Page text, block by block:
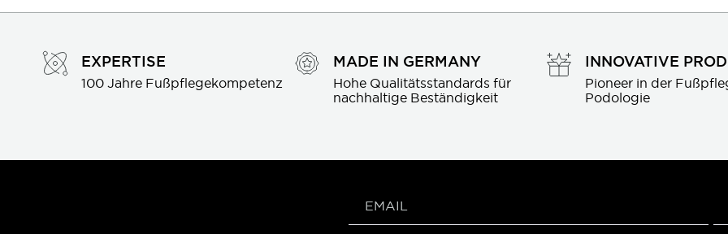
EXPERTISE
100 Jahre Fußpflegekompetenz
MADE IN GERMANY
Hohe Qualitätsstandards für
nachhaltige Beständigkeit
INNOVATIVE
Pioneer in der
Podologie